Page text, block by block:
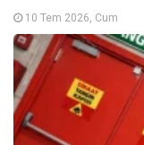
10 Tem 2026, Cum